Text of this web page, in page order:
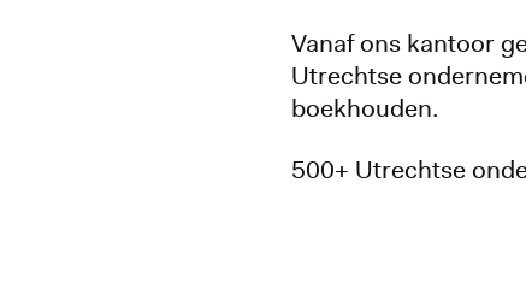
Vanaf ons kantoor
Utrechtse
boekhouden.
500+ Utrechtse